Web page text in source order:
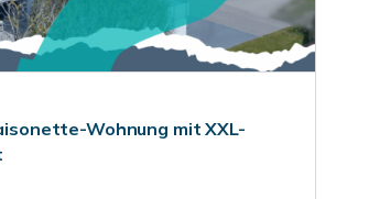
Wohnung mit XXL-